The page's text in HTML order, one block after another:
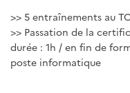
>> 5 entraînements au
>> Passation de la
durée : 1h / en fin de
poste informatique